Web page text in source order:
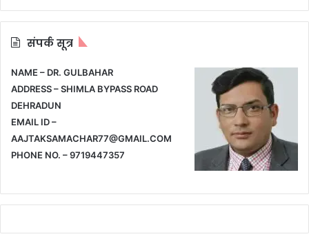
संपर्क सूत्र
NAME – DR. GULBAHAR
ADDRESS – SHIMLA BYPASS ROAD
DEHRADUN
EMAIL ID –
AAJTAKSAMACHAR77@GMAIL.COM
PHONE NO. – 9719447357